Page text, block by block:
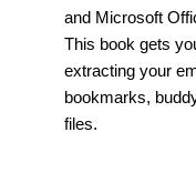
and Microsoft
This book gets
extracting your
bookmarks,
files.